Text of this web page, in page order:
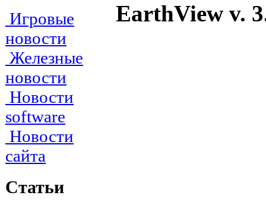
Игровые
новости
Железные
новости
Новости
software
Новости
сайта
Статьи
EarthView v.